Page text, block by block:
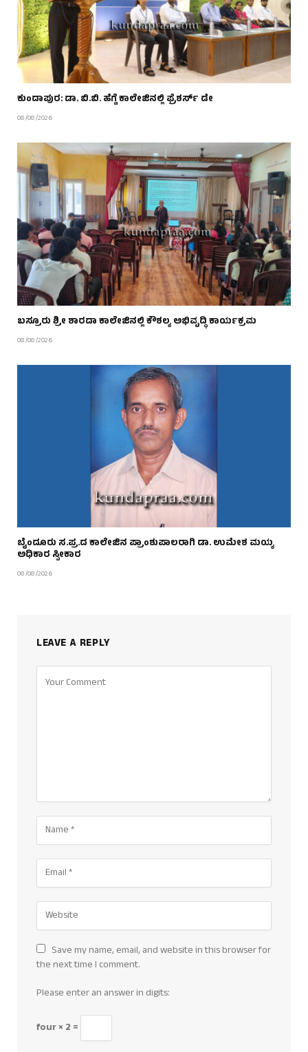
ಕುಂದಾಪುರ: ಡಾ. ಬಿ.ಬಿ. ಹೆಗ್ಡೆ ಕಾಲೇಜಿನಲ್ಲಿ ಫ್ರೆಶರ್ಸ್ ಡೇ
08/08/2026
ಬಸ್ರೂರು ಶ್ರೀ ಶಾರದಾ ಕಾಲೇಜಿನಲ್ಲಿ ಕೌಶಲ್ಯ ಅಭಿವೃದ್ಧಿ ಕಾರ್ಯಕ್ರಮ
08/08/2026
ಬೈಂದೂರು ಸ.ಪ್ರ.ದ ಕಾಲೇಜಿನ ಪ್ರಾಂಶುಪಾಲರಾಗಿ ಡಾ. ಉಮೇಶ ಮಯ್ಯ
ಅಧಿಕಾರ ಸ್ವೀಕಾರ
08/08/2026
LEAVE A REPLY
Save my name, email, and website in this browser for
the next time I comment.
Please enter an answer in digits:
four × 2 =